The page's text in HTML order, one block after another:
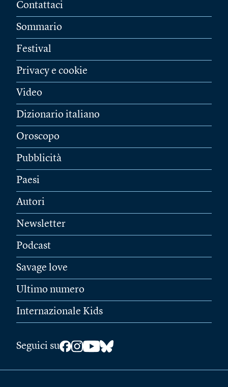
Contattaci
Sommario
Festival
Privacy e cookie
Video
Dizionario italiano
Oroscopo
Pubblicità
Paesi
Autori
Newsletter
Podcast
Savage love
Ultimo numero
Internazionale Kids
Seguici su